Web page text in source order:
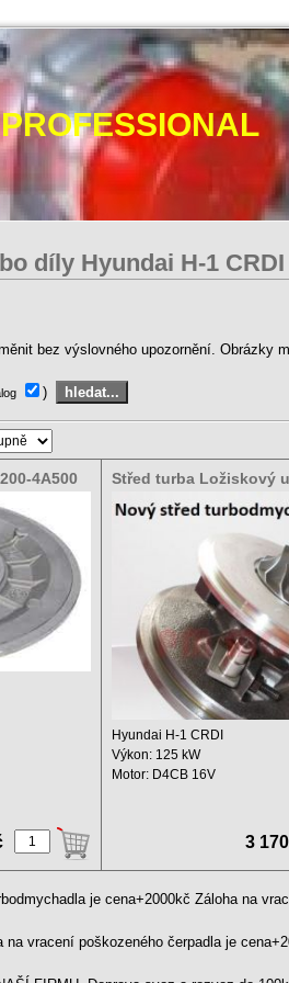
díly Hyundai H-1
bez výslovného upozornění. Obrázky
)
4A500
Střed turba Ložiskový
Hyundai H-1 CRDI
Výkon: 125 kW
Motor: D4CB 16V
3
je cena+2000kč Záloha na
vracení poškozeného čerpadla je